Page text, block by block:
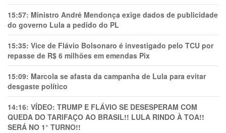
15:57: Ministro André Mendonça exige dados de publicidade
do governo Lula a pedido do PL
15:35: Vice de Flávio Bolsonaro é investigado pelo TCU por
repasse de R$ 6 milhões em emendas Pix
15:09: Marcola se afasta da campanha de Lula para evitar
desgaste político
14:16: VÍDEO: TRUMP E FLÁVIO SE DESESPERAM COM
QUEDA DO TARIFAÇO AO BRASIL!! LULA RINDO À TOA!!
SERÁ NO 1° TURNO!!